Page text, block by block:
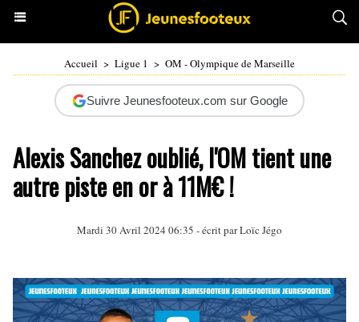
Accueil > Ligue 1 > OM - Olympique de Marseille
Suivre Jeunesfooteux.com sur Google
Alexis Sanchez oublié, l'OM tient une
autre piste en or à 11M€ !
Mardi 30 Avril 2024 06:35 - écrit parLoïc Jégo